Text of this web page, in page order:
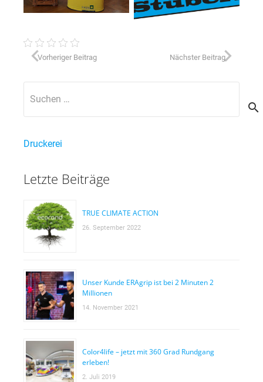
Vorheriger Beitrag Nächster Beitrag
nach:
Druckerei
Letzte Beiträge
TRUE CLIMATE ACTION
26. September 2022
Unser Kunde ERAgrip ist bei 2 Minuten 2
Millionen
14. November 2021
Color4life – jetzt mit 360 Grad Rundgang
erleben!
2. Juli 2019